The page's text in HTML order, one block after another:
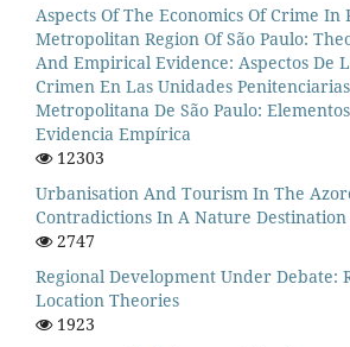
Aspects Of The Economics Of Crime In
Metropolitan Region Of São Paulo:
And Empirical Evidence: Aspectos De
Crimen En Las Unidades
Metropolitana De São Paulo:
Evidencia Empírica
12303
Urbanisation And Tourism In The
Contradictions In A Nature Destination
2747
Regional Development Under Debate:
Location Theories
1923